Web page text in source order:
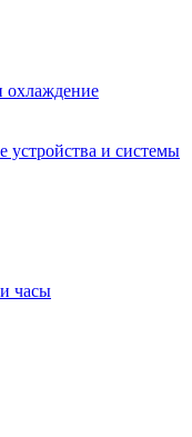
охлаждение
устройства и системы
часы